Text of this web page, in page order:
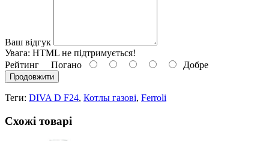
Ваш відгук
Увага: HTML не підтримується!
Рейтинг Погано Добре
Продовжити
Теги: DIVA D F24, Котлы газові, Ferroli
Схожі товарі